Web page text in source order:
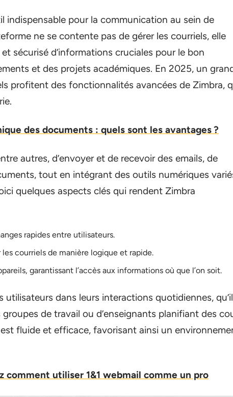
indispensable pour la communication au sein de
ne se contente pas de gérer les courriels, elle
sécurisé d’informations cruciales pour le bon
et des projets académiques. En 2025, un
profitent des fonctionnalités avancées de Zimbra,
des documents : quels sont les avantages ?
autres, d’envoyer et de recevoir des emails, de
tout en intégrant des outils numériques
quelques aspects clés qui rendent Zimbra
rapides entre utilisateurs.
les courriels de manière logique et rapide.
garantissant l’accès aux informations où que l’on soit.
dans leurs interactions quotidiennes, qu’il
groupes de travail ou d’enseignants planifiant des
fluide et efficace, favorisant ainsi un
comment utiliser 1&1 webmail comme un pro